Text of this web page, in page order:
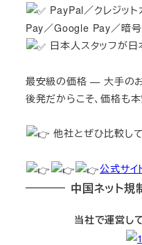
PayPal／クレジット
Pay／Google Pay／暗
日本人スタッフが日
最安級の価格 — 大手のお
後発だからこそ、価格も本
他社とぜひ比較し
公式サイ
中国ネット
当社で運営し